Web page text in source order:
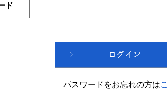
ド
パスワードをお忘れの方は